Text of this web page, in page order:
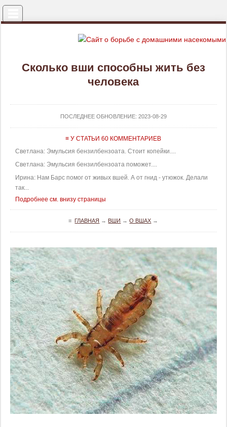
Сколько вши способны жить без
человека
ПОСЛЕДНЕЕ ОБНОВЛЕНИЕ: 2023-08-29
≡ У СТАТЬИ 60 КОММЕНТАРИЕВ
Светлана: Эмульсия бензилбензоата. Стоит копейки....
Светлана: Эмульсия бензилбензоата поможет....
Ирина: Нам Барс помог от живых вшей. А от гнид - утюжок. Делали
так...
Подробнее см. внизу страницы
≡ ГЛАВНАЯ → ВШИ →О ВШАХ →